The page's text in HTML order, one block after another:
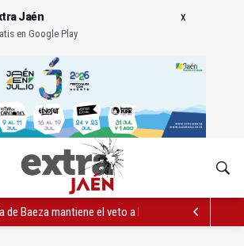
Jaén
en Google Play
de Baeza mantiene el veto a los servicios